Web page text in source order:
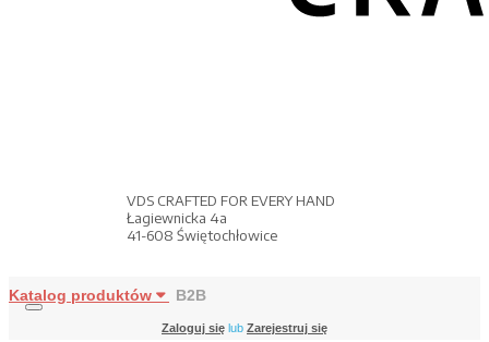
VDS CRAFTED FOR EVERY HAND
Łagiewnicka 4a
41-608 Świętochłowice
Katalog produktów B2B
Zaloguj się lub Zarejestruj się